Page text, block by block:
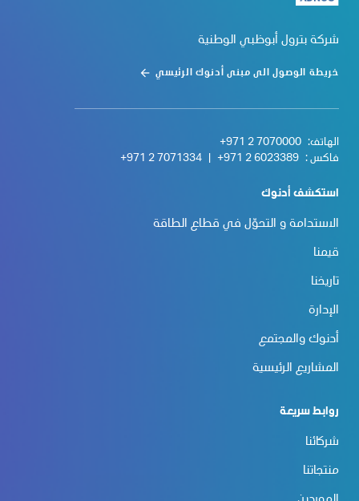
شركة بترول أبوظبي الوطنية
خريطة الوصول الى مبنى أدنوك الرئيسي
الهاتف: +971 2 7070000
فاكس : +971 2 6023389
+971 2 7071334
استكشف أدنوك
الاستدامة و التحوّل في قطاع الطاقة
قيمنا
تاريخنا
الإدارة
أدنوك والمجتمع
المشاريع الرئيسية
روابط سريعة
شركائنا
منتجاتنا